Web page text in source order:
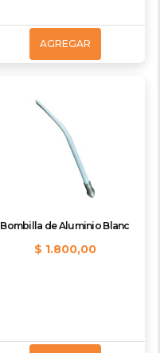
AGREGAR
Bombilla de Aluminio Blanc
$ 1.800,00